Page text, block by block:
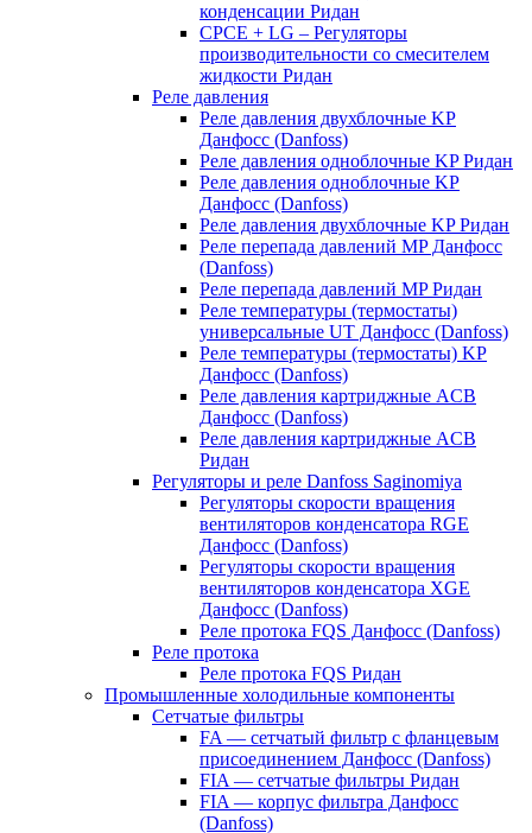
конденсации Ридан
CPCE + LG – Регуляторы
производительности со смесителем
жидкости Ридан
Реле давления
Реле давления двухблочные KP
Данфосс (Danfoss)
Реле давления одноблочные KP Ридан
Реле давления одноблочные KP
Данфосс (Danfoss)
Реле давления двухблочные KP Ридан
Реле перепада давлений MP Данфосс
(Danfoss)
Реле перепада давлений MP Ридан
Реле температуры (термостаты)
универсальные UT Данфосс (Danfoss)
Реле температуры (термостаты) KP
Данфосс (Danfoss)
Реле давления картриджные ACB
Данфосс (Danfoss)
Реле давления картриджные ACB
Ридан
Регуляторы и реле Danfoss Saginomiya
Регуляторы скорости вращения
вентиляторов конденсатора RGE
Данфосс (Danfoss)
Регуляторы скорости вращения
вентиляторов конденсатора XGE
Данфосс (Danfoss)
Реле протока FQS Данфосс (Danfoss)
Реле протока
Реле протока FQS Ридан
Промышленные холодильные компоненты
Сетчатые фильтры
FA — сетчатый фильтр с фланцевым
присоединением Данфосс (Danfoss)
FIA — сетчатые фильтры Ридан
FIA — корпус фильтра Данфосс
(Danfoss)